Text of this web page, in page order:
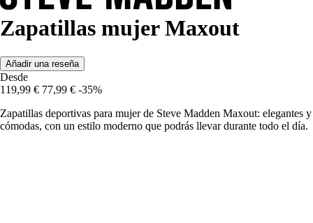
Zapatillas mujer Maxout
Añadir una reseña
Desde
119,99 € 77,99 € -35%
Zapatillas deportivas para mujer de Steve Madden Maxout: elegantes y
cómodas, con un estilo moderno que podrás llevar durante todo el día.